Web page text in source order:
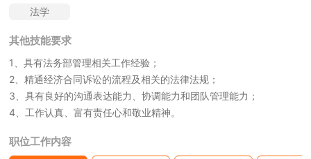
法学
其他技能要求
1、具有法务部管理相关工作经验；
2、精通经济合同诉讼的流程及相关的法律法规；
3、具有良好的沟通表达能力、协调能力和团队管理能力；
4、工作认真、富有责任心和敬业精神。
职位工作内容